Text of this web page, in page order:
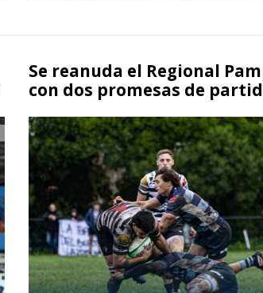
Se reanuda el Regional
con dos promesas de